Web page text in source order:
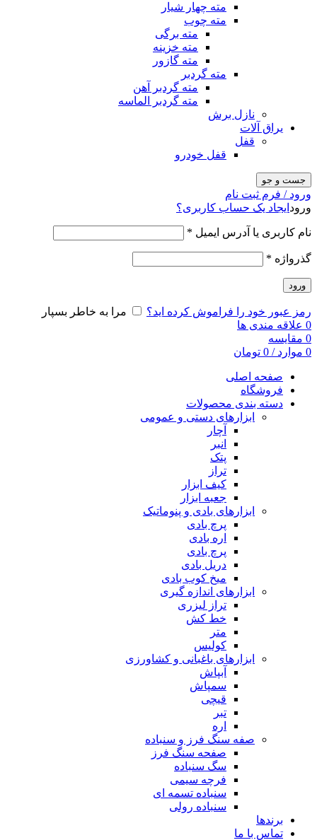
مته چهار شیار
مته چوب
مته برگی
مته خزینه
مته گازور
مته گردبر
مته گردبر آهن
مته گردبر الماسه
نازل برش
یراق آلات
قفل
قفل خودرو
جست و جو
ورود / فرم ثبت نام
ورود ایجاد یک حساب کاربری؟
نام کاربری یا آدرس ایمیل *
گذرواژه *
ورود
رمز عبور خود را فراموش کرده اید؟
مرا به خاطر بسپار
0 علاقه مندی ها
0 مقایسه
0 موارد /
0 تومان
صفحه اصلی
فروشگاه
دسته بندی محصولات
ابزارهای دستی و عمومی
آچار
انبر
پتک
تراز
کیف ابزار
جعبه ابزار
ابزارهای بادی و پنوماتیک
پرچ بادی
اره بادی
پرچ بادی
دریل بادی
میخ کوب بادی
ابزارهای اندازه گیری
تراز لیزری
خط کش
متر
کولیس
ابزارهای باغبانی و کشاورزی
آبپاش
سمپاش
قیچی
تبر
اره
صفه سنگ فرز و سنباده
صفحه سنگ فرز
سگ سنباده
فرچه سیمی
سنباده تسمه ای
سنباده رولی
برندها
تماس با ما